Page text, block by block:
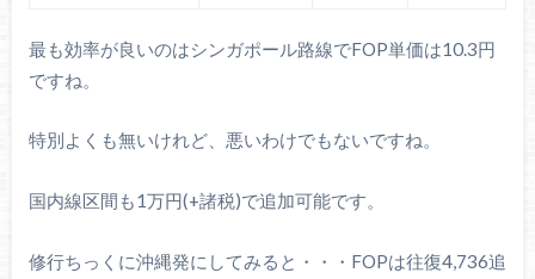
最も効率が良いのはシンガポール路線でFOP単価は10.3円
ですね。
特別よくも無いけれど、悪いわけでもないですね。
国内線区間も1万円(+諸税)で追加可能です。
修行ちっくに沖縄発にしてみると・・・FOPは往復4,736追